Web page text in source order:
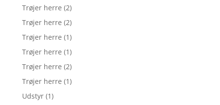
Trøjer herre (2)
Trøjer herre (2)
Trøjer herre (1)
Trøjer herre (1)
Trøjer herre (2)
Trøjer herre (1)
Udstyr (1)